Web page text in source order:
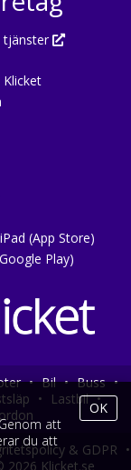
tjänster
Klicket
(App Store)
Play)
• Bil • Buss •
• Lastbil •
& GDPR •
2026 Klicket.se
att
du att
OK